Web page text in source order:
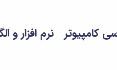
کامپیوتر نرم افزار و